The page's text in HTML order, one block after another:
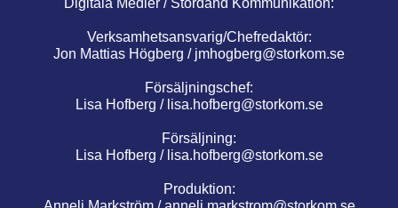
Digitala Medier / Stordåhd Kommunikation:
Verksamhetsansvarig/Chefredaktör:
Jon Mattias Högberg / jmhogberg@storkom.se
Försäljningschef:
Lisa Hofberg / lisa.hofberg@storkom.se
Försäljning:
Lisa Hofberg / lisa.hofberg@storkom.se
Produktion: